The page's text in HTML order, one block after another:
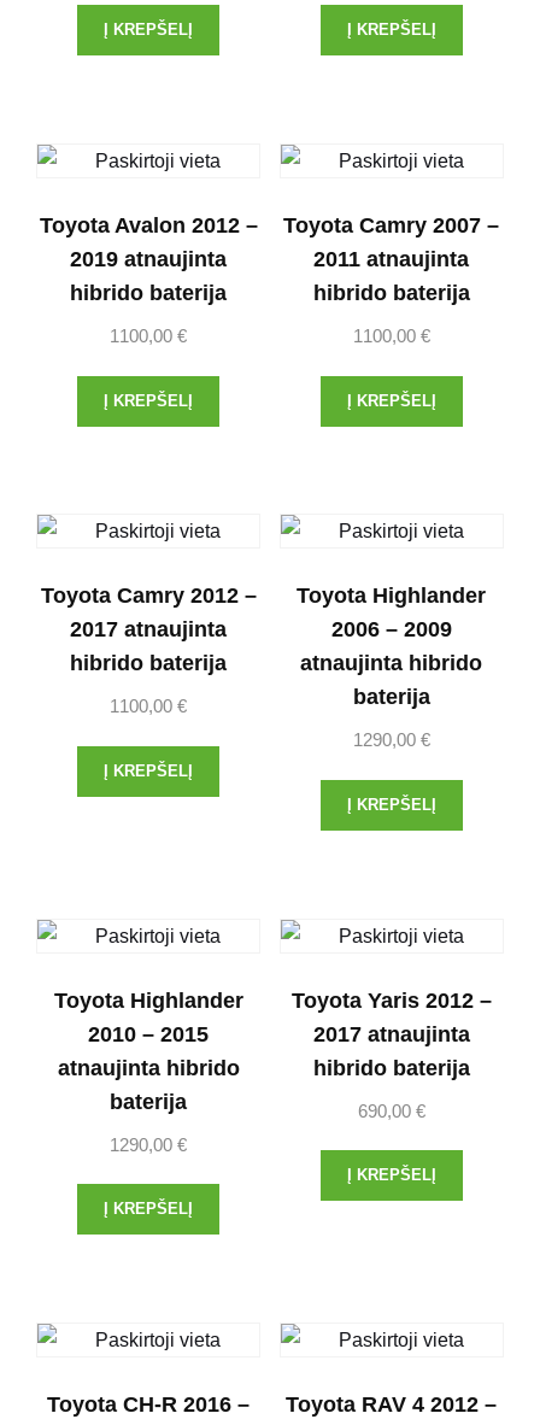
Į KREPŠELĮ Į KREPŠELĮ
Toyota Avalon 2012 –
2019 atnaujinta
hibrido baterija
1100,00€
Į KREPŠELĮ
Toyota Camry 2007 –
2011 atnaujinta
hibrido baterija
1100,00 €
Į KREPŠELĮ
Toyota Camry 2012 –
2017 atnaujinta
hibrido baterija
1100,00€
Į KREPŠELĮ
Toyota Highlander
2006 – 2009
atnaujinta hibrido
baterija
1290,00 €
Į KREPŠELĮ
Toyota Highlander
2010 – 2015
atnaujinta hibrido
baterija
1290,00€
Į KREPŠELĮ
Toyota Yaris 2012 –
2017 atnaujinta
hibrido baterija
690,00 €
Į KREPŠELĮ
Toyota CH-R 2016 – Toyota RAV 4 2012 –